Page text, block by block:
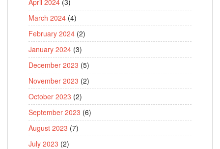
April 2024 (3)
March 2024 (4)
February 2024 (2)
January 2024 (3)
December 2023 (5)
November 2023 (2)
October 2023 (2)
September 2023 (6)
August 2023 (7)
July 2023 (2)